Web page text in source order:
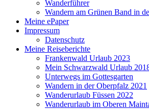
Wanderführer
Wandern am Grünen Band in
Meine ePaper
Impressum
Datenschutz
Meine Reiseberichte
Frankenwald Urlaub 2023
Mein Schwarzwald Urlaub
Unterwegs im Gottesgarten
Wandern in der Oberpfalz 2021
Wanderurlaub Füssen 2022
Wanderurlaub im Oberen